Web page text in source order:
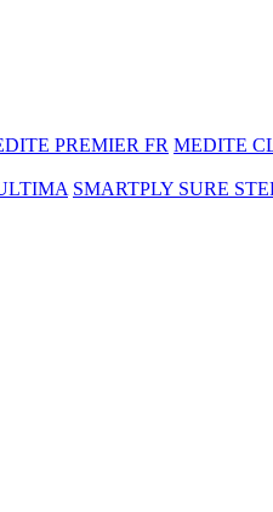
PREMIER FR MEDITE
SMARTPLY SURE